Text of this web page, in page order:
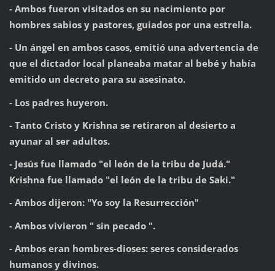
- Ambos fueron visitados en su nacimiento por
hombres sabios y pastores, guiados por una estrella.
- Un ángel en ambos casos, emitió una advertencia de
que el dictador local planeaba matar al bebé y había
emitido un decreto para su asesinato.
- Los padres huyeron.
- Tanto Cristo y Krishna se retiraron al desierto a
ayunar al ser adultos.
- Jesús fue llamado "el león de la tribu de Judá."
Krishna fue llamado "el león de la tribu de Saki."
- Ambos dijeron: "Yo soy la Resurrección"
- Ambos vivieron " sin pecado ".
- Ambos eran hombres-dioses: seres considerados
humanos y divinos.